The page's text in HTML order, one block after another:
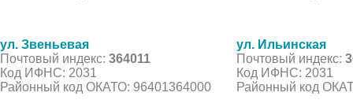
ул. Звеньевая
Почтовый индекс: 364011
Код ИФНС: 2031
Районный код ОКАТО: 96401364000
ул. Ильинская
Почтовый индекс:
Код ИФНС: 2031
Районный код